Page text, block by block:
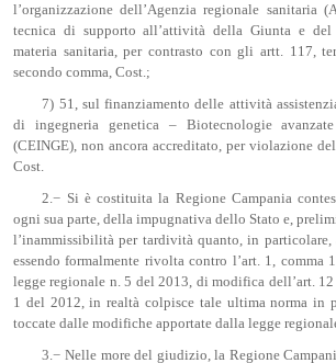
l’organizzazione dell’Agenzia regionale sanitaria
tecnica di supporto all’attività della Giunta e
materia sanitaria, per contrasto con gli artt. 117,
secondo comma, Cost.;
7) 51, sul finanziamento delle attività
di ingegneria genetica – Biotecnologie
(CEINGE), non ancora accreditato, per violazione
Cost.
2.− Si è costituita la Regione Campania
ogni sua parte, della impugnativa dello Stato e,
l’inammissibilità per tardività quanto, in particolare,
essendo formalmente rivolta contro l’art. 1, comma
legge regionale n. 5 del 2013, di modifica dell’art.
1 del 2012, in realtà colpisce tale ultima norma in
toccate dalle modifiche apportate dalla legge
3.− Nelle more del giudizio, la Regione